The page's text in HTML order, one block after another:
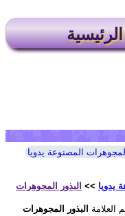
المجوهرات المصنوعة يدويا
يدويا >> البذور المجوهرات
البذور المجوهرات